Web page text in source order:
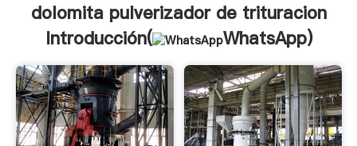
dolomita pulverizador de trituracion
Introducción(
WhatsApp)